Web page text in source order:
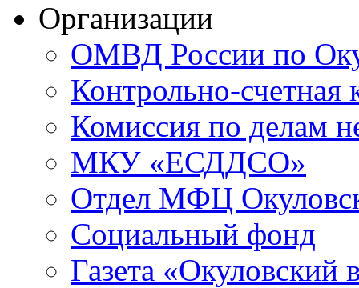
Организации
ОМВД России по
Контрольно-счетная
Комиссия по делам
МКУ «ЕСДДСО»
Отдел МФЦ
Социальный фонд
Газета «Окуловский